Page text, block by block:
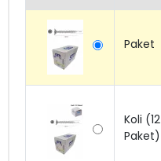
Paket
Koli (12
Paket)